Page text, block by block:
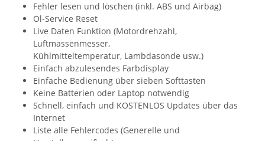
Fehler lesen und löschen (inkl. ABS und Airbag)
Öl-Service Reset
Live Daten Funktion (Motordrehzahl,
Luftmassenmesser,
Kühlmitteltemperatur, Lambdasonde usw.)
Einfach abzulesendes Farbdisplay
Einfache Bedienung über sieben Softtasten
Keine Batterien oder Laptop notwendig
Schnell, einfach und KOSTENLOS Updates über das
Internet
Liste alle Fehlercodes (Generelle und